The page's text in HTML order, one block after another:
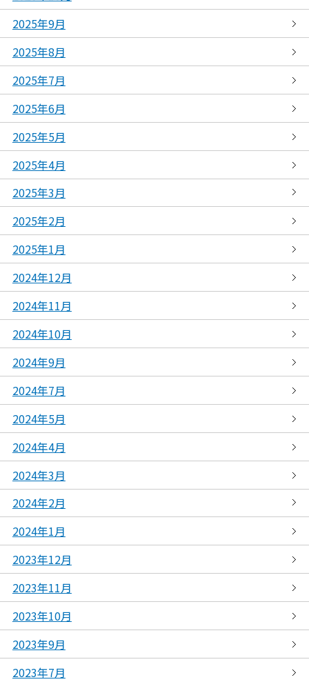
2025年9月
2025年8月
2025年7月
2025年6月
2025年5月
2025年4月
2025年3月
2025年2月
2025年1月
2024年12月
2024年11月
2024年10月
2024年9月
2024年7月
2024年5月
2024年4月
2024年3月
2024年2月
2024年1月
2023年12月
2023年11月
2023年10月
2023年9月
2023年7月